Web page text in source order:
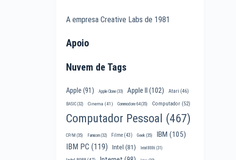
A empresa Creative Labs de 1981
Apoio
Nuvem de Tags
Apple (91) Apple Clone (33) Apple II (102) Atari (46)
BASIC (32) Cinema (41) Commodore 64(35) Computador (52)
Computador Pessoal (467)
CP/M (35) Famicom (32) Filme (43) Geek (35) IBM (105)
IBM PC (119) Intel (81) Intel 8086 (31)